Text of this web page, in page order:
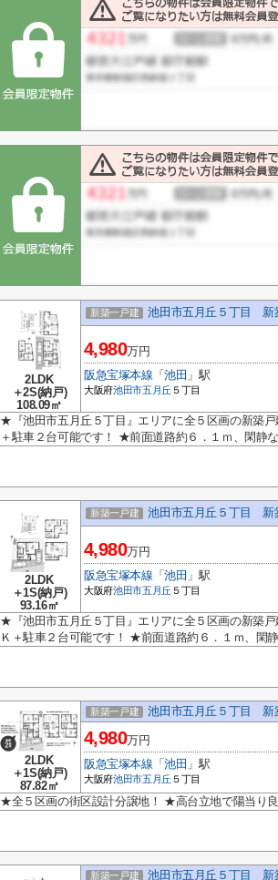
2LDK
＋2S(納戸)
108.09㎡
新築一戸建 池田市五月丘５丁目
4,980万円
阪急宝塚本線 「池田 」駅
大阪府池田市五月丘 ５丁目
★『池田市五月丘５丁目』エリアに全５区画の新築
＋駐車２台可能です！ ★前面道路約６．１ｍ、閑静
2LDK
＋1S(納戸)
93.16㎡
新築一戸建 池田市五月丘５丁目
4,980万円
阪急宝塚本線 「池田 」駅
大阪府池田市五月丘 ５丁目
★『池田市五月丘５丁目』エリアに全５区画の新築
Ｋ＋駐車２台可能です！ ★前面道路約６．１ｍ、閑
2LDK
＋1S(納戸)
87.82㎡
新築一戸建 池田市五月丘５丁目
4,980万円
阪急宝塚本線 「池田 」駅
大阪府池田市五月丘 ５丁目
★全５区画の街区設計分譲地！ ★高台立地で陽当り
新築一戸建 池田市五月丘５丁目